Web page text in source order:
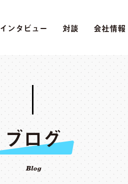
インタビュー 対談 会社情報
ブログ
Blog